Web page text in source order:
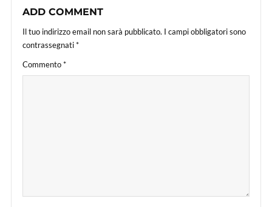
ADD COMMENT
Il tuo indirizzo email non sarà pubblicato. I campi obbligatori sono
contrassegnati*
Commento*